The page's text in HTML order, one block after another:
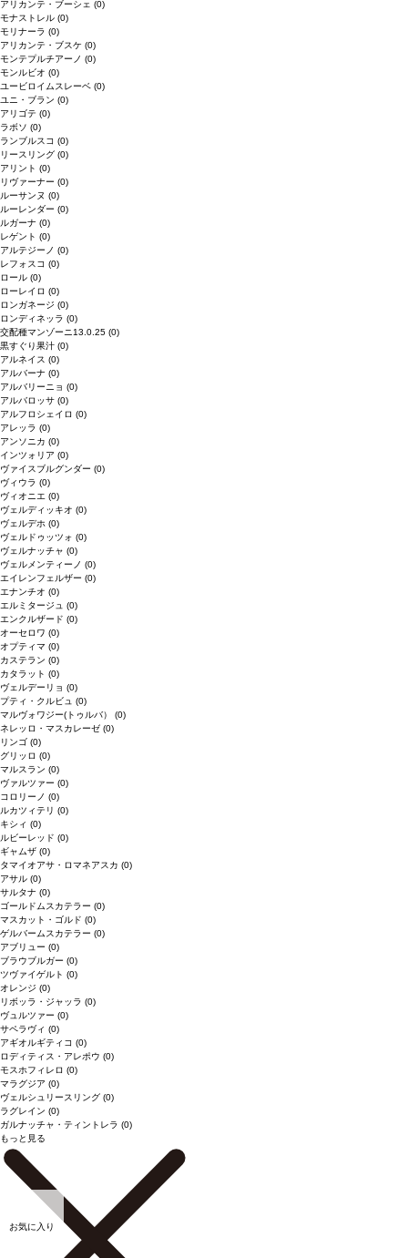
お気に入り
アリカンテ・ブーシェ (0)
モナストレル (0)
モリナーラ (0)
アリカンテ・ブスケ (0)
モンテプルチアーノ (0)
モンルビオ (0)
ユービロイムスレーベ (0)
ユニ・ブラン (0)
アリゴテ (0)
ラボソ (0)
ランブルスコ (0)
リースリング (0)
アリント (0)
リヴァーナー (0)
ルーサンヌ (0)
ルーレンダー (0)
ルガーナ (0)
レゲント (0)
アルテジーノ (0)
レフォスコ (0)
ロール (0)
ローレイロ (0)
ロンガネージ (0)
ロンディネッラ (0)
交配種マンゾーニ13.0.25 (0)
黒すぐり果汁 (0)
アルネイス (0)
アルバーナ (0)
アルバリーニョ (0)
アルバロッサ (0)
アルフロシェイロ (0)
アレッラ (0)
アンソニカ (0)
インツォリア (0)
ヴァイスブルグンダー (0)
ヴィウラ (0)
ヴィオニエ (0)
ヴェルディッキオ (0)
ヴェルデホ (0)
ヴェルドゥッツォ (0)
ヴェルナッチャ (0)
ヴェルメンティーノ (0)
エイレンフェルザー (0)
エナンチオ (0)
エルミタージュ (0)
エンクルザード (0)
オーセロワ (0)
オプティマ (0)
カステラン (0)
カタラット (0)
ヴェルデーリョ (0)
プティ・クルビュ (0)
マルヴォワジー(トゥルバ） (0)
ネレッロ・マスカレーゼ (0)
リンゴ (0)
グリッロ (0)
マルスラン (0)
ヴァルツァー (0)
コロリーノ (0)
ルカツィテリ (0)
キシィ (0)
ルビーレッド (0)
ギャムザ (0)
タマイオアサ・ロマネアスカ (0)
アサル (0)
サルタナ (0)
ゴールドムスカテラー (0)
マスカット・ゴルド (0)
ゲルバームスカテラー (0)
アブリュー (0)
ブラウブルガー (0)
ツヴァイゲルト (0)
オレンジ (0)
リボッラ・ジャッラ (0)
ヴュルツァー (0)
サペラヴィ (0)
アギオルギティコ (0)
ロディティス・アレポウ (0)
モスホフィレロ (0)
マラグジア (0)
ヴェルシュリースリング (0)
ラグレイン (0)
ガルナッチャ・ティントレラ (0)
もっと見る